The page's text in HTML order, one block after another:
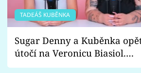
TADEÁŠ KUBĚNKA
Sugar Denny a Kuběnka
útočí na Veronicu Biasiol.
Proč je podle nich falešná a